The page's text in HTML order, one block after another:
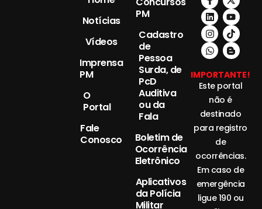
Notícias
Vídeos
Imprensa
PM
O
Portal
Fale
Conosco
PM
Cadastro
de
Pessoa
Surda, de
PcD
Auditiva
ou da
Fala
Boletim de
Ocorrência
Eletrônico
Aplicativos
da Polícia
Militar
IMPORTANTE!
Este portal
não é
destinado
para registro
de
ocorrências.
Em caso de
emergência
ligue 190 ou